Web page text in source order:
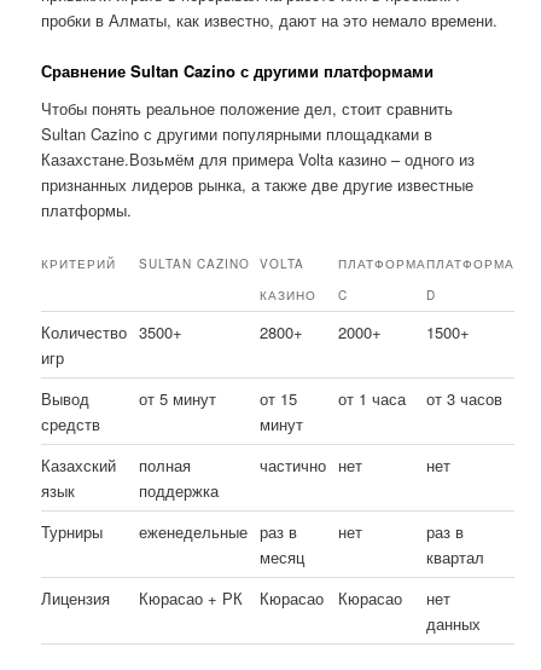
пробки в Алматы, как известно, дают на это немало времени.
Сравнение Sultan Cazino с другими платформами
Чтобы понять реальное положение дел, стоит сравнить
Sultan Cazino с другими популярными площадками в
Казахстане.Возьмём для примера Volta казино – одного из
признанных лидеров рынка, а также две другие известные
платформы.
КРИТЕРИЙ SULTAN CAZINO
VOLTA
КАЗИНО
ПЛАТФОРМА
C
ПЛАТФОРМА
D
Количество
игр
3500+ 2800+ 2000+ 1500+
Вывод
средств
от 5 минут
от 15
минут
от 1 часа от 3 часов
Казахский
язык
полная
поддержка
частично нет нет
Турниры еженедельные раз в
месяц
нет
раз в
квартал
Лицензия
Кюрасао + РК Кюрасао Кюрасао
нет
данных